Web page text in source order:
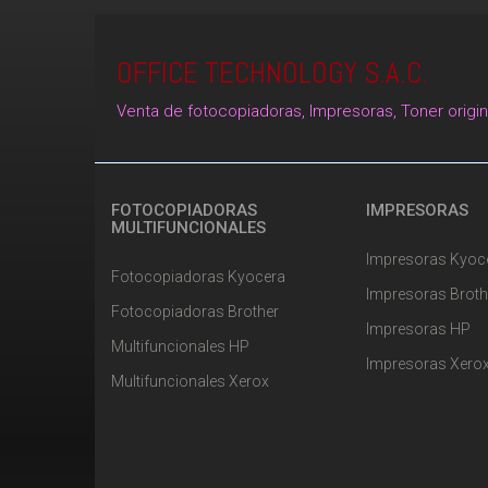
OFFICE TECHNOLOGY S.A.C.
Venta de fotocopiadoras, Impresoras, Toner
FOTOCOPIADORAS
MULTIFUNCIONALES
Fotocopiadoras Kyocera
Fotocopiadoras Brother
Multifuncionales HP
Multifuncionales Xerox
IMPRESORAS
Impresoras
Impresoras
Impresoras HP
Impresoras